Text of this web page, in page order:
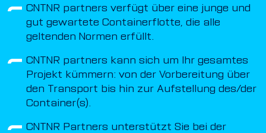
CNTNR partners verfügt über eine junge und
gut gewartete Containerflotte, die alle
geltenden Normen erfüllt.
CNTNR partners kann sich um Ihr gesamtes
Projekt kümmern: von der Vorbereitung über
den Transport bis hin zur Aufstellung des/der
Container(s).
CNTNR Partners unterstützt Sie bei der